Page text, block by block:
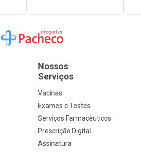
Ir para a Home
Nossos
Serviços
Vacinas
Exames e Testes
Serviços Farmacêuticos
Prescrição Digital
Assinatura